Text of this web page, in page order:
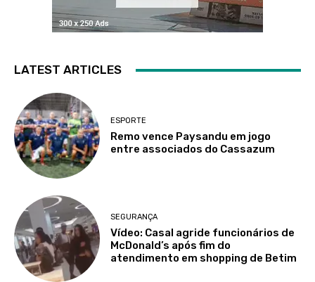
LATEST ARTICLES
ESPORTE
Remo vence Paysandu em jogo
entre associados do Cassazum
SEGURANÇA
Vídeo: Casal agride funcionários de
McDonald’s após fim do
atendimento em shopping de Betim